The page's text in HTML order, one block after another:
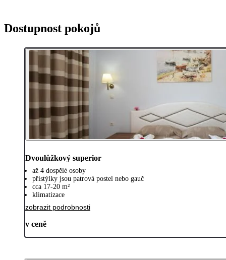
Dostupnost pokojů
Dvoulůžkový superior
až 4 dospělé osoby
přistýlky jsou patrová postel nebo gauč
cca 17-20 m²
klimatizace
zobrazit podrobnosti
v ceně